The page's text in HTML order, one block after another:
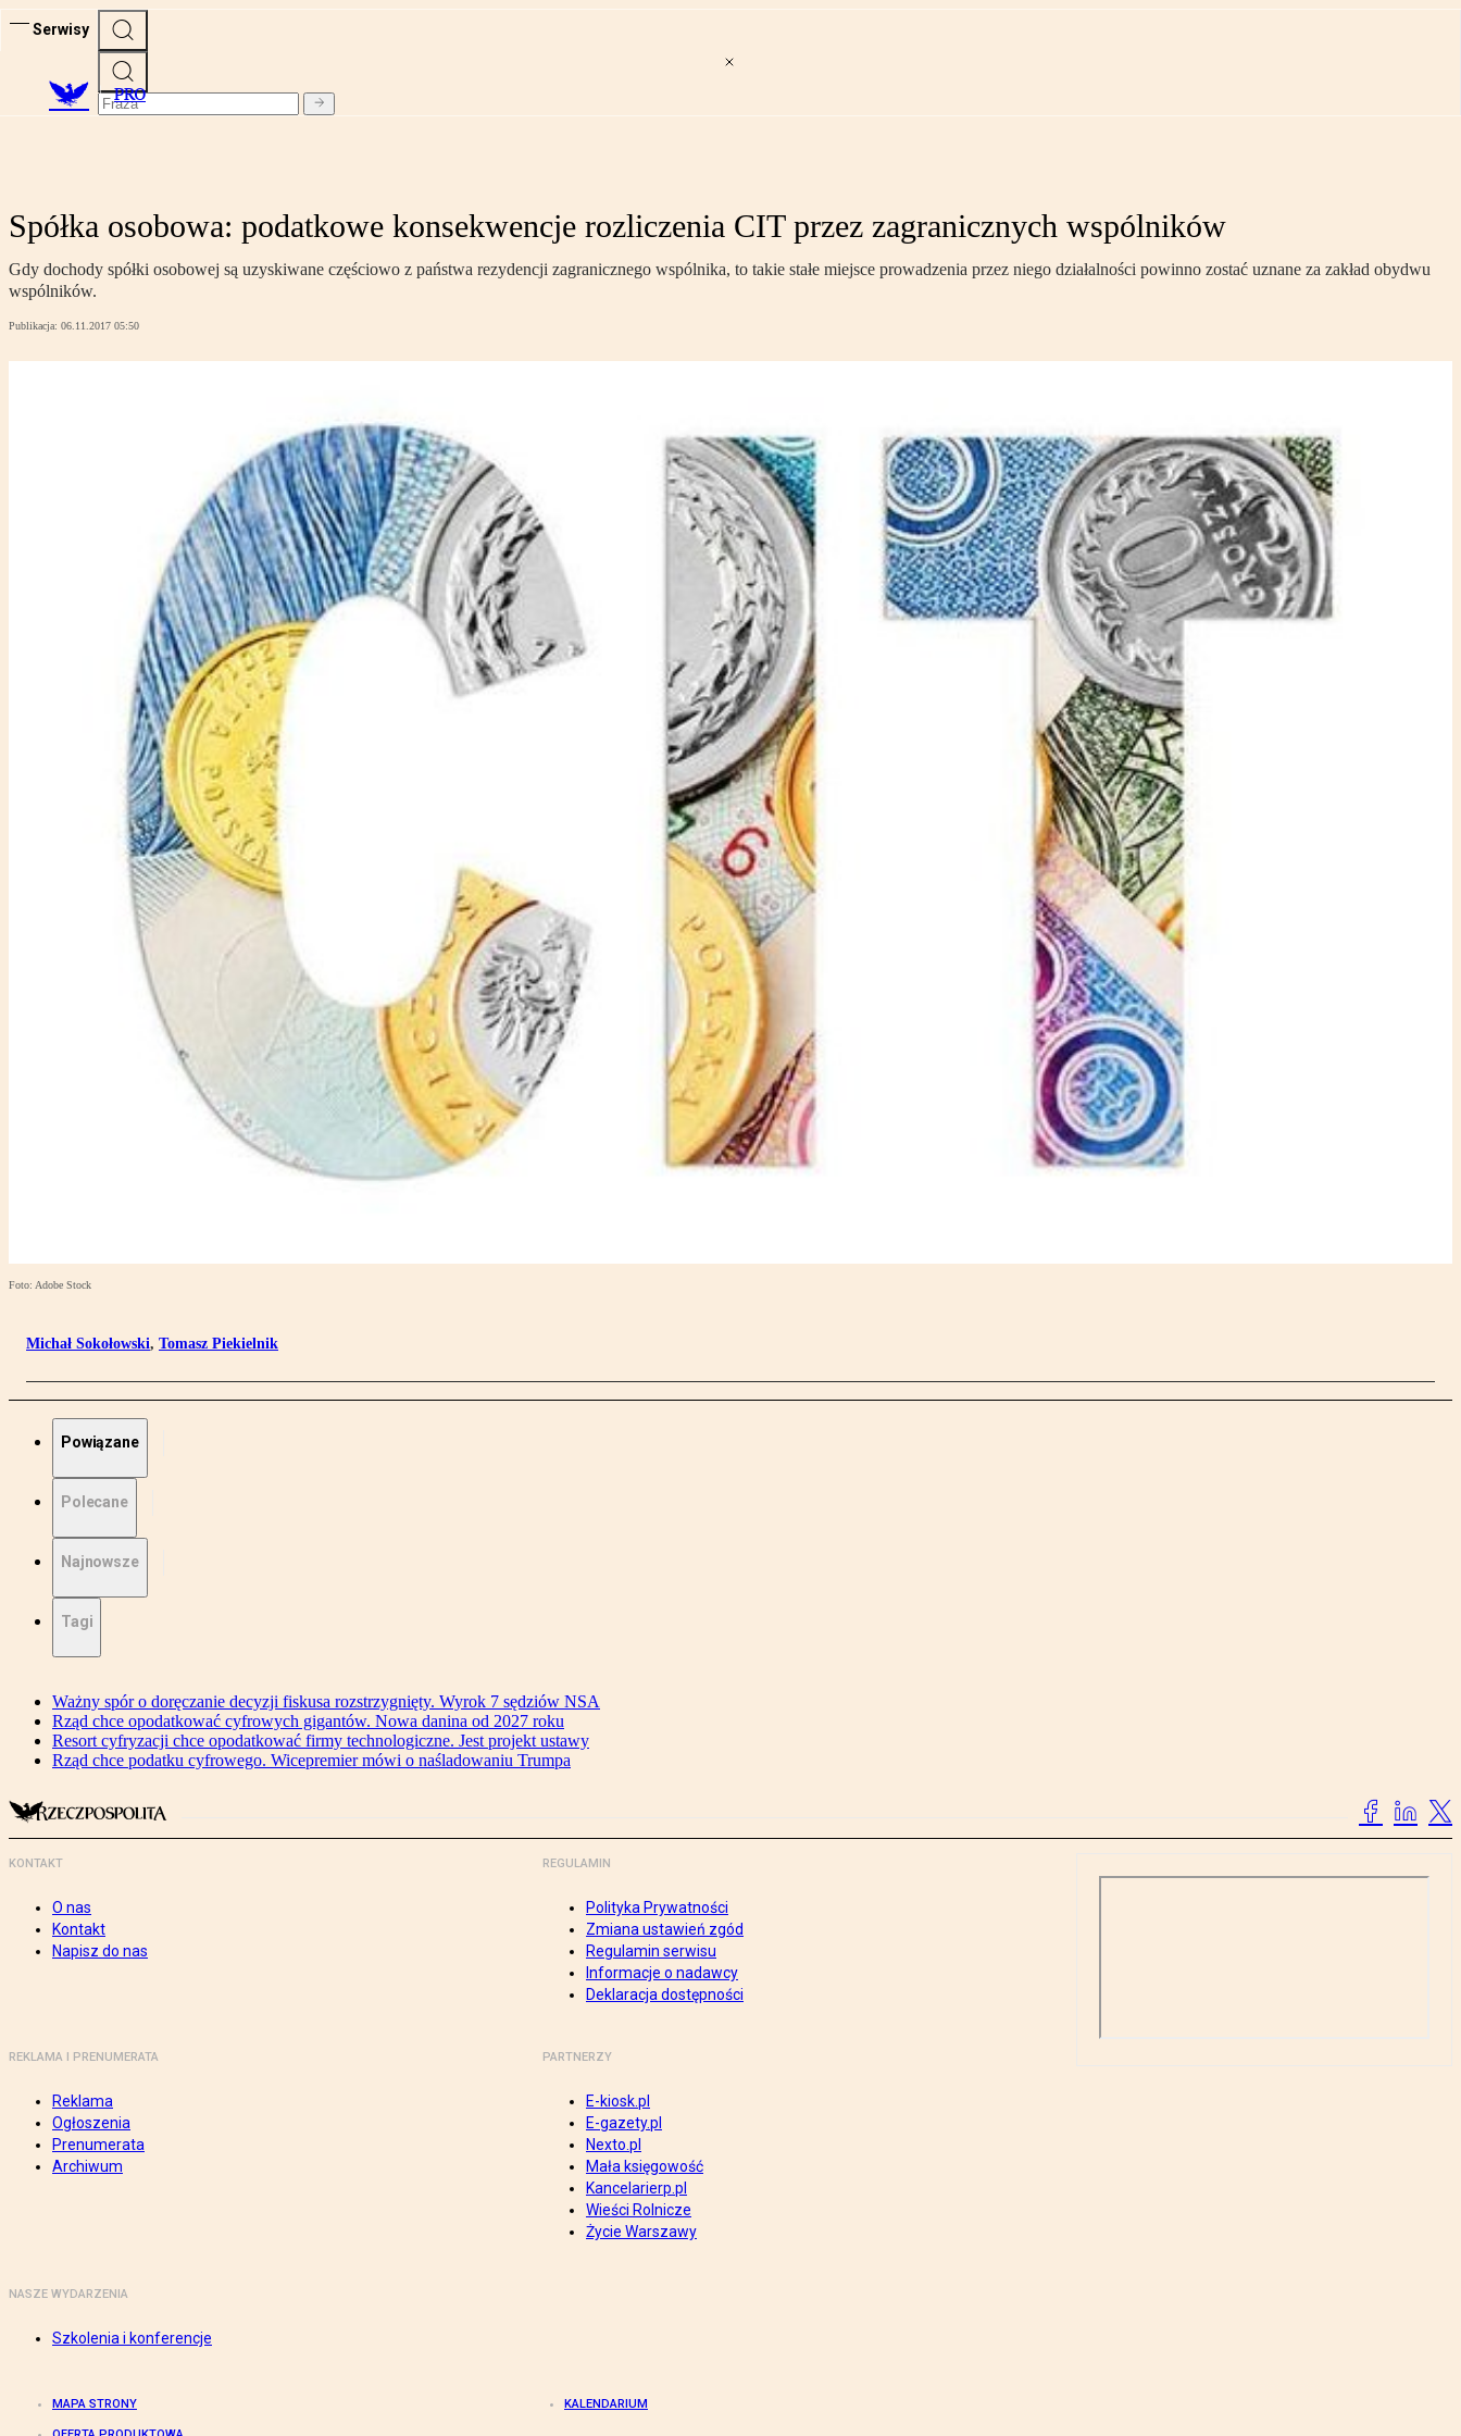
Serwisy
PRO
Spółka osobowa: podatkowe konsekwencje rozliczenia CIT przez zagranicznych wspólników
Gdy dochody spółki osobowej są uzyskiwane częściowo z państwa rezydencji zagranicznego wspólnika, to takie stałe miejsce prowadzenia przez niego działalności powinno zostać uznane za zakład obydwu
wspólników.
Publikacja: 06.11.2017 05:50
Foto: Adobe Stock
Michał Sokołowski, Tomasz Piekielnik
Powiązane
Polecane
Najnowsze
Tagi
Ważny spór o doręczanie decyzji fiskusa rozstrzygnięty. Wyrok 7 sędziów NSA
Rząd chce opodatkować cyfrowych gigantów. Nowa danina od 2027 roku
Resort cyfryzacji chce opodatkować firmy technologiczne. Jest projekt ustawy
Rząd chce podatku cyfrowego. Wicepremier mówi o naśladowaniu Trumpa
KONTAKT
O nas
Kontakt
Napisz do nas
REGULAMIN
Polityka Prywatności
Zmiana ustawień zgód
Regulamin serwisu
Informacje o nadawcy
Deklaracja dostępności
REKLAMA I PRENUMERATA
Reklama
Ogłoszenia
Prenumerata
Archiwum
PARTNERZY
E-kiosk.pl
E-gazety.pl
Nexto.pl
Mała księgowość
Kancelarierp.pl
Wieści Rolnicze
Życie Warszawy
NASZE WYDARZENIA
Szkolenia i konferencje
MAPA STRONY KALENDARIUM